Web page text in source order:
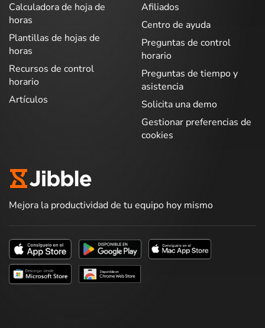
Calculadora de hoja de
horas
Plantillas de hojas de
horas
Recursos de control
horario
Artículos
Afiliados
Centro de ayuda
Preguntas de control
horario
Preguntas de tiempo y
asistencia
Solicita una demo
Gestionar preferencias de
cookies
Mejora la productividad de tu equipo hoy mismo